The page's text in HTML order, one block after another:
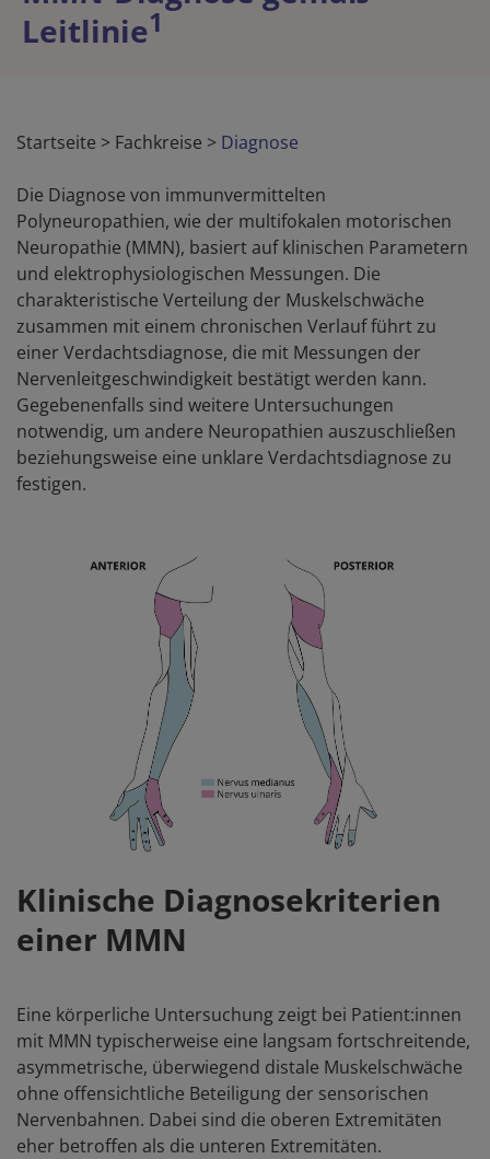
Leitlinie1
Startseite > Fachkreise > Diagnose
Die Diagnose von immunvermittelten
Polyneuropathien, wie der multifokalen motorischen
Neuropathie (MMN), basiert auf klinischen Parametern
und elektrophysiologischen Messungen. Die
charakteristische Verteilung der Muskelschwäche
zusammen mit einem chronischen Verlauf führt zu
einer Verdachtsdiagnose, die mit Messungen der
Nervenleitgeschwindigkeit bestätigt werden kann.
Gegebenenfalls sind weitere Untersuchungen
notwendig, um andere Neuropathien auszuschließen
beziehungsweise eine unklare Verdachtsdiagnose zu
festigen.
Klinische Diagnosekriterien
einer MMN
Eine körperliche Untersuchung zeigt bei Patient:innen
mit MMN typischerweise eine langsam fortschreitende,
asymmetrische, überwiegend distale Muskelschwäche
ohne offensichtliche Beteiligung der sensorischen
Nervenbahnen. Dabei sind die oberen Extremitäten
eher betroffen als die unteren Extremitäten.